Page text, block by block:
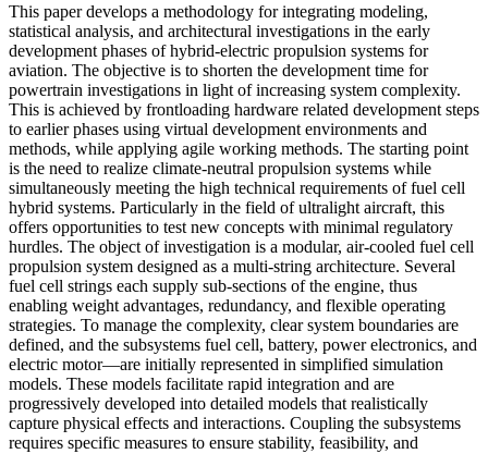
This paper develops a methodology for integrating modeling,
statistical analysis, and architectural investigations in the early
development phases of hybrid-electric propulsion systems for
aviation. The objective is to shorten the development time for
powertrain investigations in light of increasing system complexity.
This is achieved by frontloading hardware related development steps
to earlier phases using virtual development environments and
methods, while applying agile working methods. The starting point
is the need to realize climate-neutral propulsion systems while
simultaneously meeting the high technical requirements of fuel cell
hybrid systems. Particularly in the field of ultralight aircraft, this
offers opportunities to test new concepts with minimal regulatory
hurdles. The object of investigation is a modular, air-cooled fuel cell
propulsion system designed as a multi-string architecture. Several
fuel cell strings each supply sub-sections of the engine, thus
enabling weight advantages, redundancy, and flexible operating
strategies. To manage the complexity, clear system boundaries are
defined, and the subsystems fuel cell, battery, power electronics, and
electric motor—are initially represented in simplified simulation
models. These models facilitate rapid integration and are
progressively developed into detailed models that realistically
capture physical effects and interactions. Coupling the subsystems
requires specific measures to ensure stability, feasibility, and